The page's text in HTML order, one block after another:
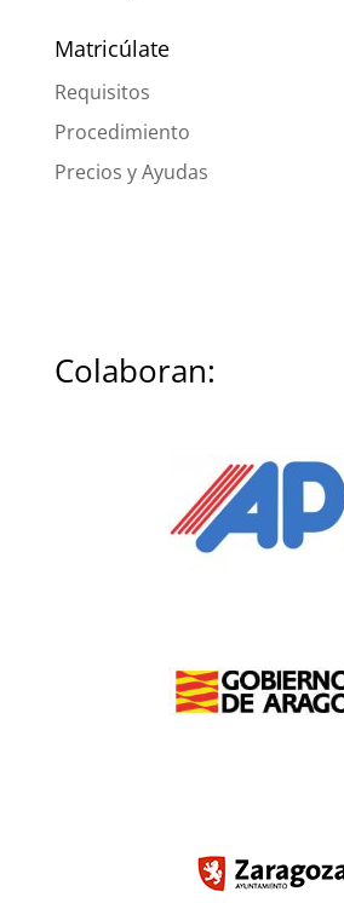
Matricúlate
Requisitos
Procedimiento
Precios y Ayudas
Colaboran: